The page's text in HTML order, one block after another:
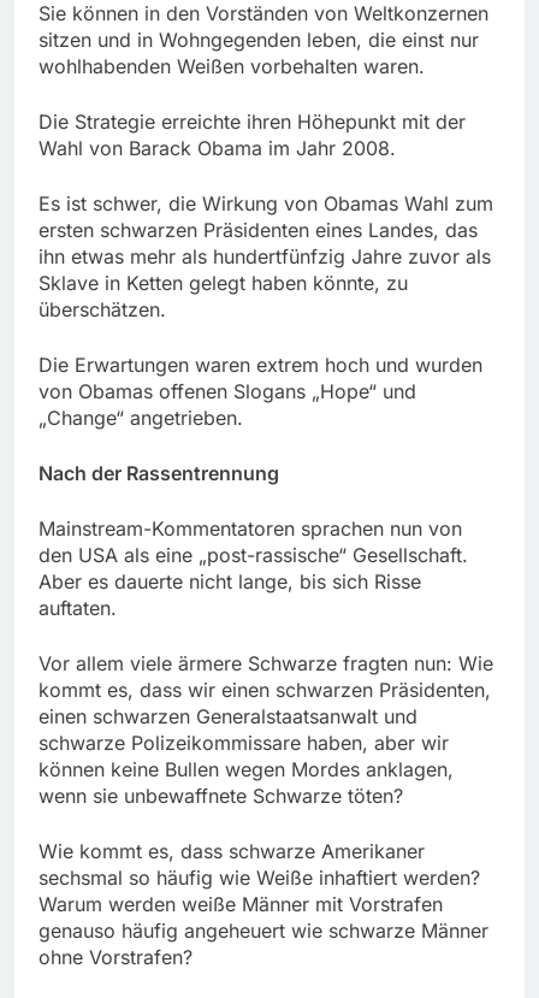
Sie können in den Vorständen von Weltkonzernen
sitzen und in Wohngegenden leben, die einst nur
wohlhabenden Weißen vorbehalten waren.
Die Strategie erreichte ihren Höhepunkt mit der
Wahl von Barack Obama im Jahr 2008.
Es ist schwer, die Wirkung von Obamas Wahl zum
ersten schwarzen Präsidenten eines Landes, das
ihn etwas mehr als hundertfünfzig Jahre zuvor als
Sklave in Ketten gelegt haben könnte, zu
überschätzen.
Die Erwartungen waren extrem hoch und wurden
von Obamas offenen Slogans „Hope“ und
„Change“ angetrieben.
Nach der Rassentrennung
Mainstream-Kommentatoren sprachen nun von
den USA als eine „post-rassische“ Gesellschaft.
Aber es dauerte nicht lange, bis sich Risse
auftaten.
Vor allem viele ärmere Schwarze fragten nun: Wie
kommt es, dass wir einen schwarzen Präsidenten,
einen schwarzen Generalstaatsanwalt und
schwarze Polizeikommissare haben, aber wir
können keine Bullen wegen Mordes anklagen,
wenn sie unbewaffnete Schwarze töten?
Wie kommt es, dass schwarze Amerikaner
sechsmal so häufig wie Weiße inhaftiert werden?
Warum werden weiße Männer mit Vorstrafen
genauso häufig angeheuert wie schwarze Männer
ohne Vorstrafen?